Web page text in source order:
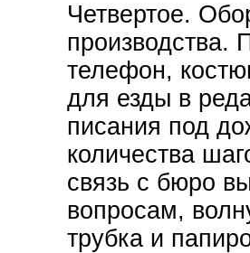
Четвертое.
телефон,
для езды в
писания под
количества
связь с бюро
вопросам,
трубка и